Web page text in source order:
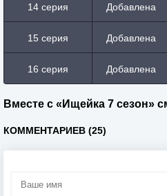
14 серия Добавлена
15 серия Добавлена
16 серия Добавлена
Вместе с «Ищейка 7 сезон»
КОММЕНТАРИЕВ (25)